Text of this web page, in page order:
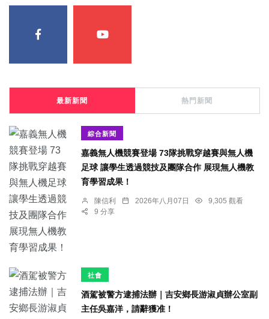
最新新聞 熱門新聞
綜合新聞
嘉義無人機競賽登場 73隊挑戰穿越賽與無人機
足球 讓學生透過競技及團隊合作 展現無人機教
育學習成果！
陳信利 2026年八月07日
9,305 觀看
9 分享
社會
酒駕被警方逮捕法辦｜吉安鄉長游淑貞辦公室副
主任吳嘉洋，請辭獲准！